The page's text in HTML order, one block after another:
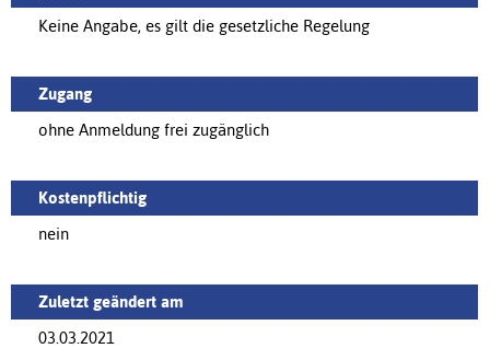
Keine Angabe, es gilt die gesetzliche Regelung
Zugang
ohne Anmeldung frei zugänglich
Kostenpflichtig
nein
Zuletzt geändert am
03.03.2021